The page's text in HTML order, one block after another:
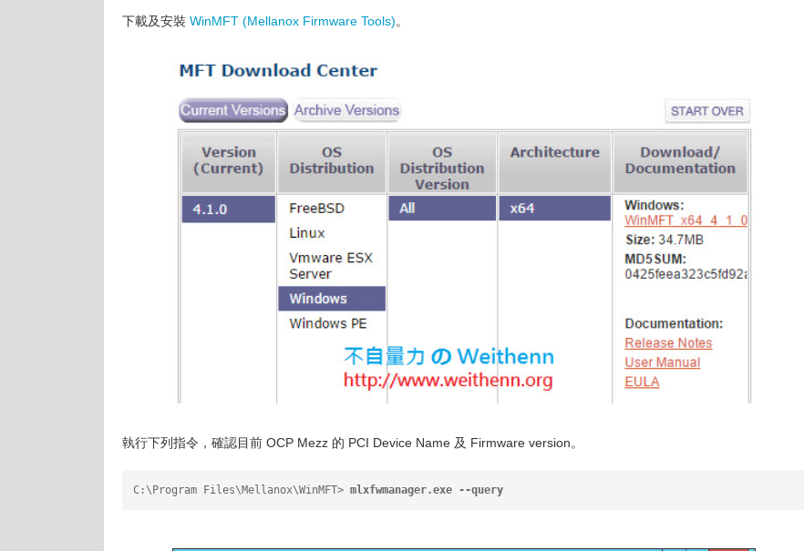
下載及安裝 WinMFT (Mellanox Firmware Tools)。
執行下列指令，確認目前 OCP Mezz 的 PCI Device Name 及 Firmware version。
C:\Program Files\Mellanox\WinMFT> mlxfwmanager.exe --query